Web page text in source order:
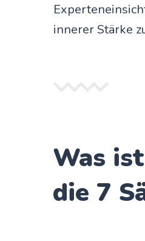
innerer Stärke
Was
die 7